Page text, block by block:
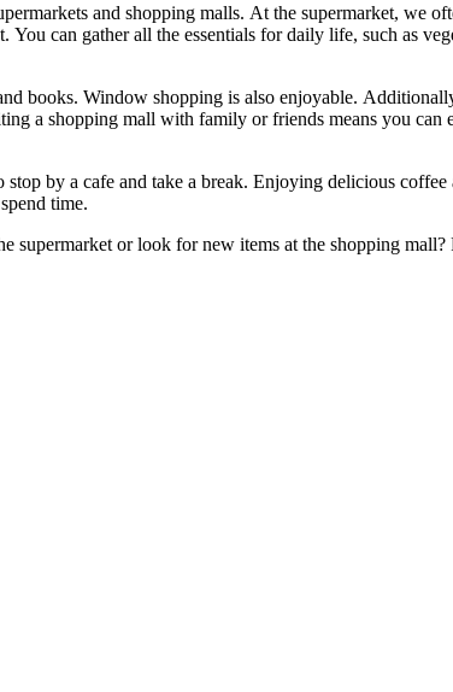
and shopping malls. At the supermarket, we
can gather all the essentials for daily life, such as
books. Window shopping is also enjoyable.
a shopping mall with family or friends means you
by a cafe and take a break. Enjoying delicious
time.
or look for new items at the shopping mall?